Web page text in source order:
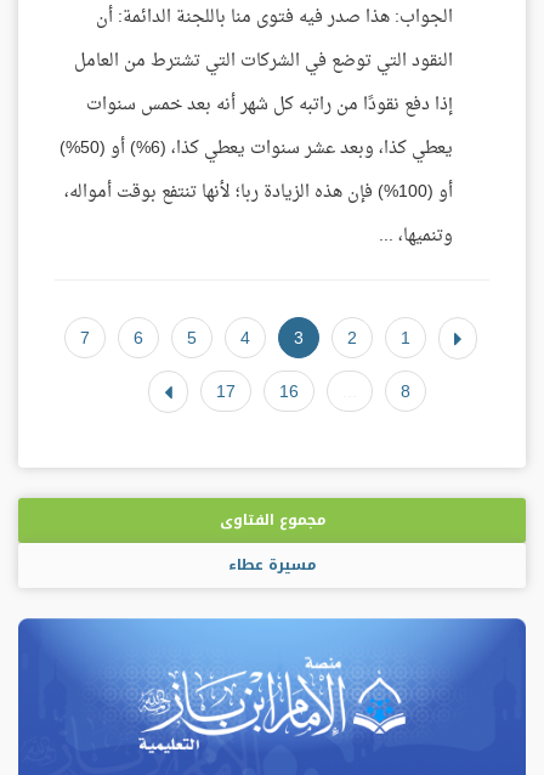
الجواب: هذا صدر فيه فتوى منا باللجنة الدائمة: أن
النقود التي توضع في الشركات التي تشترط من العامل
إذا دفع نقودًا من راتبه كل شهر أنه بعد خمس سنوات
يعطي كذا، وبعد عشر سنوات يعطي كذا، (6%) أو (50%)
أو (100%) فإن هذه الزيادة ربا؛ لأنها تنتفع بوقت أمواله،
وتنميها، ...
1
2
3
4
5
6
7
8
16
17
مجموع الفتاوى
مسيرة عطاء